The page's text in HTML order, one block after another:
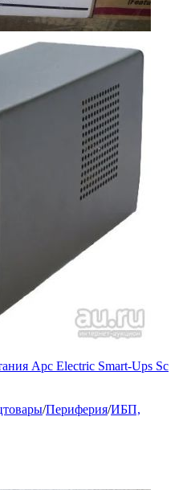
Apc Electric Smart-Ups Sc
/Периферия/ИБП,